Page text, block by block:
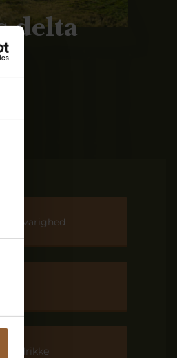
delta
og varighed
og drikke